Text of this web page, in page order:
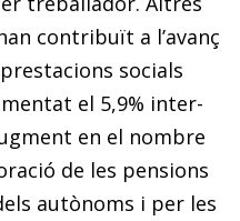
contribuït a l’avanç
socials
el 5,9% inter­
en el nombre
de les pensions
autònoms i per les